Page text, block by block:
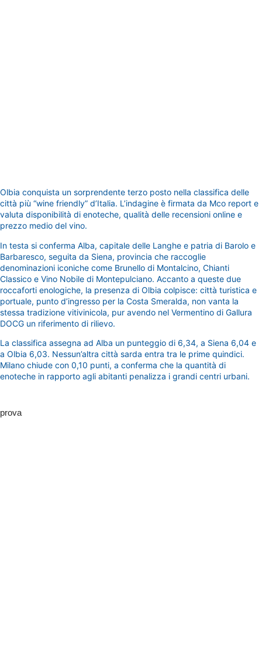
Olbia conquista un sorprendente terzo posto nella classifica delle
città più “wine friendly” d’Italia. L’indagine è firmata da Mco report e
valuta disponibilità di enoteche, qualità delle recensioni online e
prezzo medio del vino.
In testa si conferma Alba, capitale delle Langhe e patria di Barolo e
Barbaresco, seguita da Siena, provincia che raccoglie
denominazioni iconiche come Brunello di Montalcino, Chianti
Classico e Vino Nobile di Montepulciano. Accanto a queste due
roccaforti enologiche, la presenza di Olbia colpisce: città turistica e
portuale, punto d’ingresso per la Costa Smeralda, non vanta la
stessa tradizione vitivinicola, pur avendo nel Vermentino di Gallura
DOCG un riferimento di rilievo.
La classifica assegna ad Alba un punteggio di 6,34, a Siena 6,04 e
a Olbia 6,03. Nessun’altra città sarda entra tra le prime quindici.
Milano chiude con 0,10 punti, a conferma che la quantità di
enoteche in rapporto agli abitanti penalizza i grandi centri urbani.
prova